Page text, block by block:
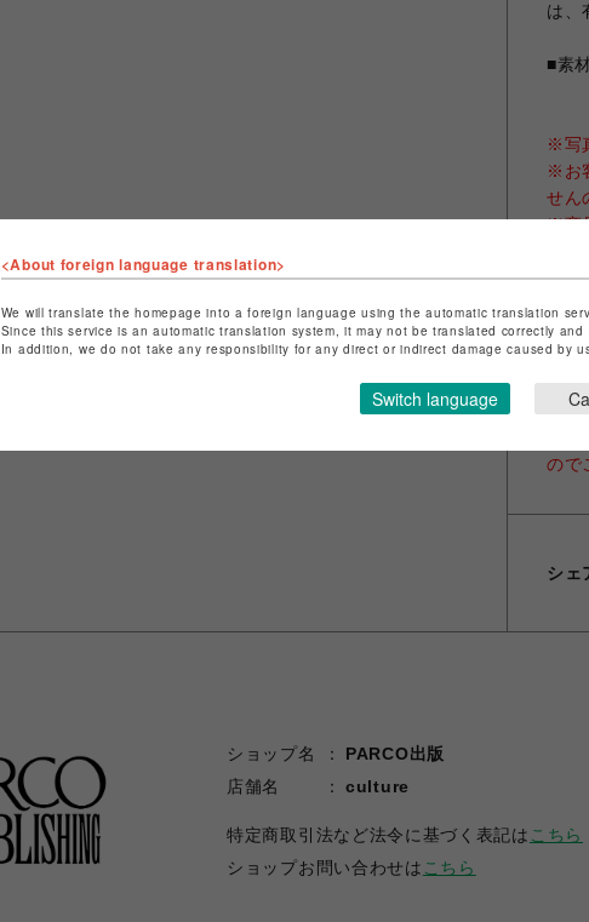
は、
■素
※写
※お
せん
※商
※お
きか
※ク
きま
だき
※コ
し
ので
シェ
ショップ名
PARCO出版
店舗名
culture
特定商取引法など法令に基づく表記は こちら
ショップお問い合わせは こちら
<About foreign language translation>
We will translate the homepage into a foreign language using the automatic translation
Since this service is an automatic translation system, it may not be translated correctly
In addition, we do not take any responsibility for any direct or indirect damage caused by
Switch language